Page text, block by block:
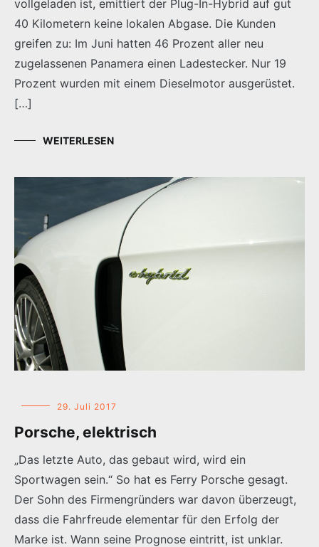
vollgeladen ist, emittiert der Plug-In-Hybrid auf gut
40 Kilometern keine lokalen Abgase. Die Kunden
greifen zu: Im Juni hatten 46 Prozent aller neu
zugelassenen Panamera einen Ladestecker. Nur 19
Prozent wurden mit einem Dieselmotor ausgerüstet.
[…]
WEITERLESEN
29. Juli 2017
Porsche, elektrisch
„Das letzte Auto, das gebaut wird, wird ein
Sportwagen sein.“ So hat es Ferry Porsche gesagt.
Der Sohn des Firmengründers war davon überzeugt,
dass die Fahrfreude elementar für den Erfolg der
Marke ist. Wann seine Prognose eintritt, ist unklar.